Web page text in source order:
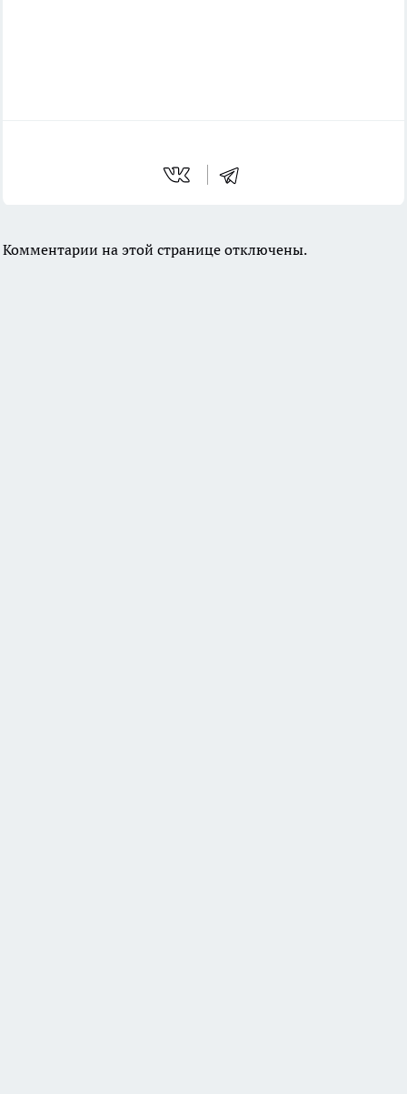
Комментарии на этой странице отключены.